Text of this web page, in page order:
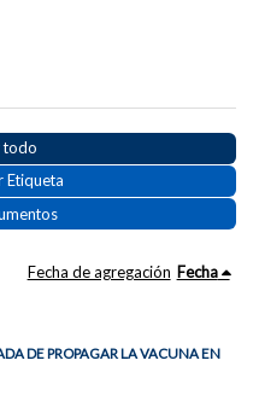
todo
Etiqueta
Fecha de agregación Fecha
DE PROPAGAR LA VACUNA EN